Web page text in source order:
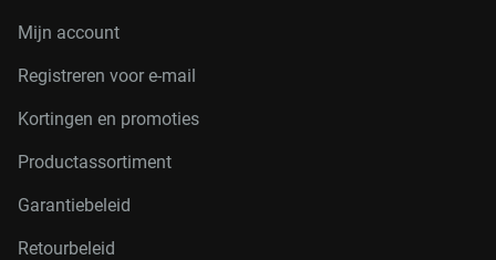
Mijn account
Registreren voor e-mail
Kortingen en promoties
Productassortiment
Garantiebeleid
Retourbeleid